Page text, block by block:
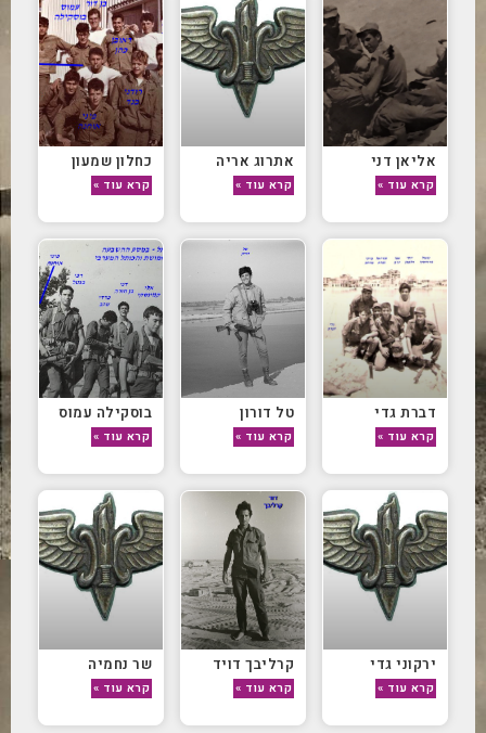
אליאן דני
קרא עוד »
אתרוג אריה
קרא עוד »
כחלון שמעון
קרא עוד »
דברת גדי
קרא עוד »
טל דורון
קרא עוד »
בוסקילה עמוס
קרא עוד »
ירקוני גדי
קרא עוד »
קרליבך דויד
קרא עוד »
שר נחמיה
קרא עוד »